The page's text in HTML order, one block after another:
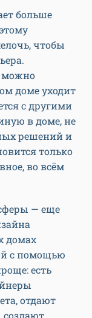
больше
чтобы
можно
доме уходит
с другими
в доме, не
решений и
только
во всём
— еще
домах
с помощью
есть
отдают